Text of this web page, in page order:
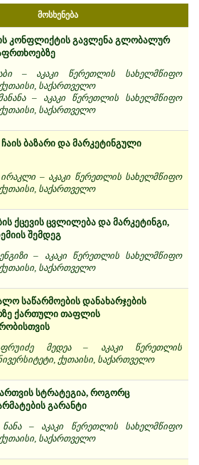
მოსხენება
კონფლიქტის გავლენა გლობალურ
– აკაკი წერეთლის სახელმწიფო
საქართველო
– აკაკი წერეთლის სახელმწიფო
საქართველო
ბაზარი და მარკეტინგული
ირაკლი – აკაკი წერეთლის სახელმწიფო
საქართველო
ქცევის ცვლილება და მარკეტინგი,
შემდეგ
– აკაკი წერეთლის სახელმწიფო
საქართველო
საწარმოების დანახარჯების
ქართული თაფლის
ფრუიძე მედეა – აკაკი წერეთლის
ქუთაისი, საქართველო
სტრატეგია, როგორც
გარანტი
– აკაკი წერეთლის სახელმწიფო
საქართველო